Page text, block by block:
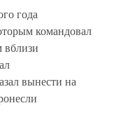
года
командовал
вблизи
вынести на